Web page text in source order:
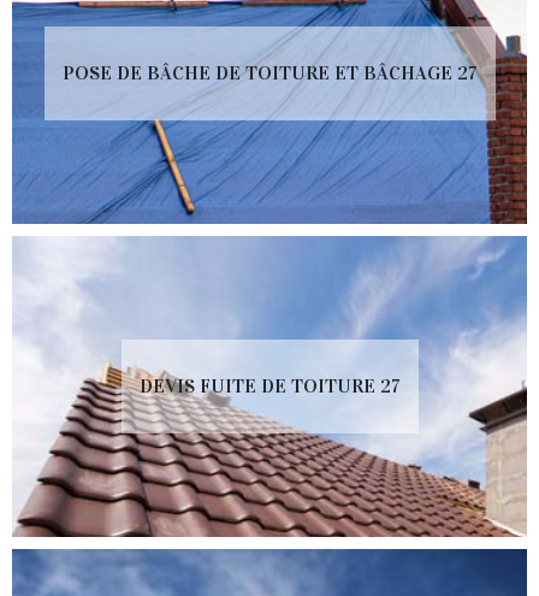
POSE DE BÂCHE DE TOITURE ET BÂCHAGE 27
DEVIS FUITE DE TOITURE 27